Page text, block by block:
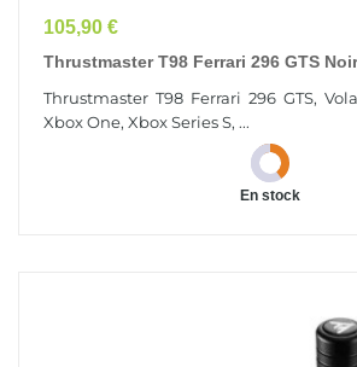
Prix
105,90 €
Thrustmaster T98 Ferrari 296 GTS
Thrustmaster T98 Ferrari 296 GTS,
Xbox One, Xbox Series S, ...
En stock